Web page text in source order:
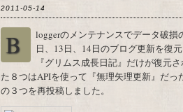
2011-05-14
Bloggerのメンテナンスでデータ破損の復旧のために消失することになった５月12
日、13日、14日のブログ更新を復
『グリムス成長日記』だけが復元
た８つはAPIを使って『無理矢理更新』だ
の３つを再投稿しました。